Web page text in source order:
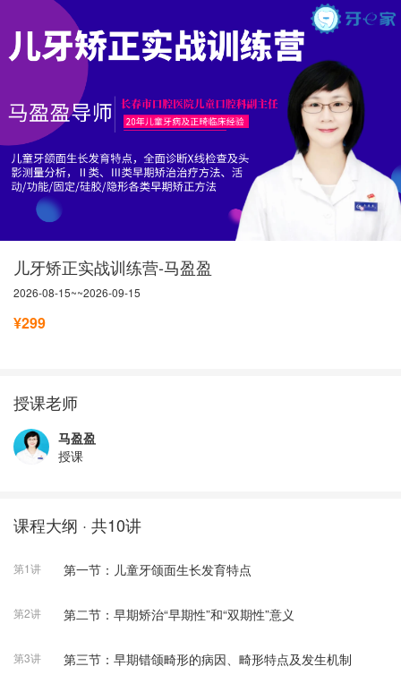
儿牙矫正实战训练营-马盈盈
2026-08-15~~2026-09-15
¥299
授课老师
马盈盈
授课
课程大纲 · 共10讲
第1讲 第一节：儿童牙颌面生长发育特点
第2讲 第二节：早期矫治“早期性”和“双期性”意义
第3讲 第三节：早期错颌畸形的病因、畸形特点及发生机制